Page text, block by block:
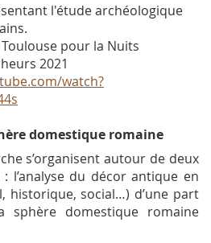
l'étude archéologique
pour la Nuits
2021
watch?
domestique romaine
s’organisent autour de deux
l’analyse du décor antique en
historique, social…) d’une part
sphère domestique romaine